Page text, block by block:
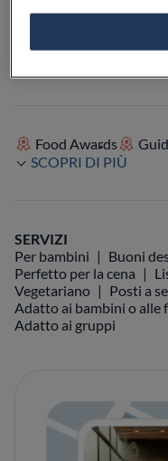
Food Awards
SCOPRI DI PIÙ
SERVIZI
Per bambini
Buoni
Perfetto per la cena
Vegetariano
Posti a
Adatto ai bambini o alle
Adatto ai gruppi